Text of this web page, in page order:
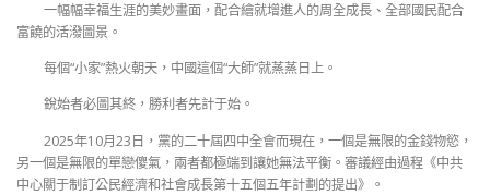
一幅幅幸福生涯的美妙畫面，配合繪就增進人的周全成長、全部國民配合
富饒的活潑圖景。
每個“小家”熱火朝天，中國這個“大師”就蒸蒸日上。
銳始者必圖其終，勝利者先計于始。
2025年10月23日，黨的二十屆四中全會而現在，一個是無限的金錢物慾，
另一個是無限的單戀傻氣，兩者都極端到讓她無法平衡。審議經由過程《中共
中心關于制訂公民經濟和社會成長第十五個五年計劃的提出》。